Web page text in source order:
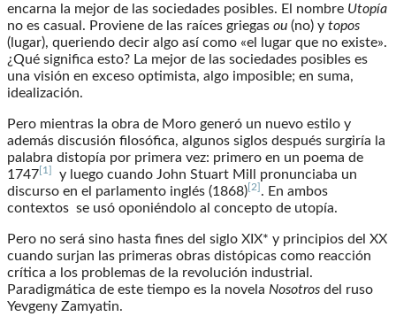
encarna la mejor de las sociedades posibles. El nombre Utopía
no es casual. Proviene de las raíces griegas ou (no) y topos
(lugar), queriendo decir algo así como «el lugar que no existe».
¿Qué significa esto? La mejor de las sociedades posibles es
una visión en exceso optimista, algo imposible; en suma,
idealización.
Pero mientras la obra de Moro generó un nuevo estilo y
además discusión filosófica, algunos siglos después surgiría la
palabra distopía por primera vez: primero en un poema de
1747[1]
y luego cuando John Stuart Mill pronunciaba un
discurso en el parlamento inglés (1868)[2] . En ambos
contextos se usó oponiéndolo al concepto de utopía.
Pero no será sino hasta fines del siglo XIX* y principios del XX
cuando surjan las primeras obras distópicas como reacción
crítica a los problemas de la revolución industrial.
Paradigmática de este tiempo es la novela Nosotros del ruso
Yevgeny Zamyatin.